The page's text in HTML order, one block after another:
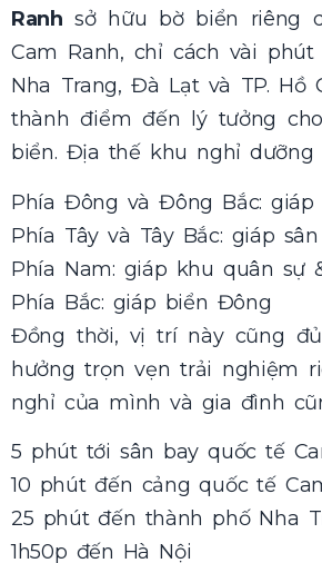
Ranh sở hữu bờ biển riêng
Cam Ranh, chỉ cách vài
Nha Trang, Đà Lạt và TP.
thành điểm đến lý tưởng
biển. Địa thế khu nghỉ dưỡng
Phía Đông và Đông Bắc:
Phía Tây và Tây Bắc: giáp
Phía Nam: giáp khu quân sự
Phía Bắc: giáp biển Đông
Đồng thời, vị trí này cũng
hưởng trọn vẹn trải nghiệm
nghỉ của mình và gia đình
5 phút tới sân bay quốc tế
10 phút đến cảng quốc tế
25 phút đến thành phố Nha
1h50p đến Hà Nội